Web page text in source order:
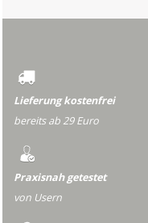
Lieferung kostenfrei
bereits ab 29 Euro
Praxisnah getestet
von Usern